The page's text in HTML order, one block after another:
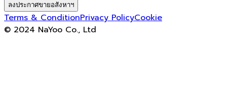
ลงประกาศขายอสังหาฯ
Terms & ConditionPrivacy PolicyCookie
© 2024 NaYoo Co., Ltd